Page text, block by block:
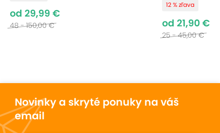
od 29,99 €
48 - 150,00 €
12 % zľava
od 21,90 €
25 - 45,00 €
Novinky a skryté ponuky na váš
email